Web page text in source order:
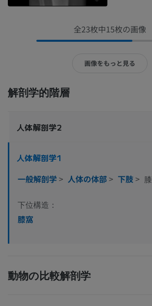
全23枚中15枚の画像
画像をもっと見る
解剖学的階層
人体解剖学2
人体解剖学1
一般解剖学 > 人体の体部> 下肢> 膝
下位構造：
膝窩
動物の比較解剖学